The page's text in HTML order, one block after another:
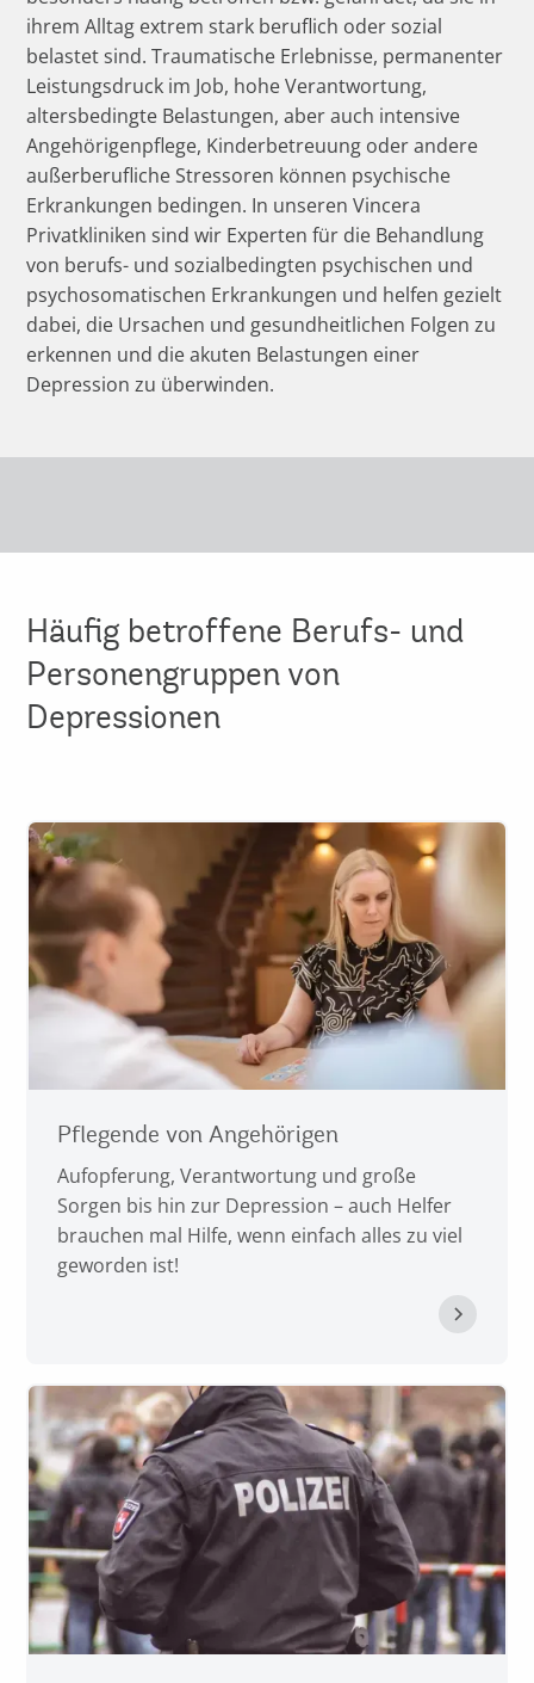
ihrem Alltag extrem stark beruflich oder sozial
belastet sind. Traumatische Erlebnisse, permanenter
Leistungsdruck im Job, hohe Verantwortung,
altersbedingte Belastungen, aber auch intensive
Angehörigenpflege, Kinderbetreuung oder andere
außerberufliche Stressoren können psychische
Erkrankungen bedingen. In unseren Vincera
Privatkliniken sind wir Experten für die Behandlung
von berufs- und sozialbedingten psychischen und
psychosomatischen Erkrankungen und helfen gezielt
dabei, die Ursachen und gesundheitlichen Folgen zu
erkennen und die akuten Belastungen einer
Depression zu überwinden.
Häufig betroffene Berufs- und
Personengruppen von
Depressionen
Pflegende von Angehörigen
Aufopferung, Verantwortung und große
Sorgen bis hin zur Depression – auch Helfer
brauchen mal Hilfe, wenn einfach alles zu viel
geworden ist!